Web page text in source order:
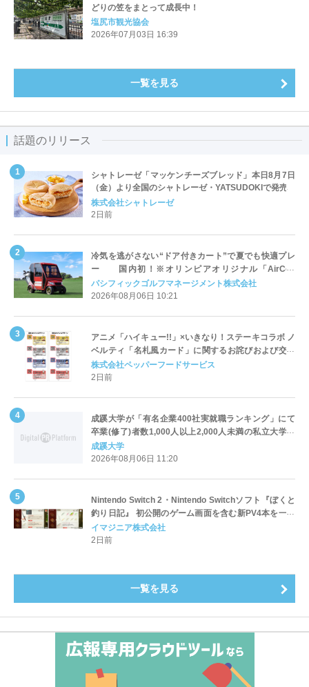
どりの笠をまとって成長中！
塩尻市観光協会
2026年07月03日 16:39
一覧を見る
話題のリリース
シャトレーゼ「マッケンチーズブレッド」本日8月7日
（金）より全国のシャトレーゼ・YATSUDOKIで発売
株式会社シャトレーゼ
2日前
冷気を逃がさない“ドア付きカート”で夏でも快適プレ
ー 国内初！※オリンピアオリジナル「AirCon
Cart（エアコンカート）」導入 | ＰＧＭ
パシフィックゴルフマネージメント株式会社
2026年08月06日 10:21
アニメ「ハイキュー!!」×いきなり！ステーキコラボ ノ
ベルティ「名札風カード」に関するお詫びおよび交換
対応についてのご案内
株式会社ペッパーフードサービス
2日前
成蹊大学が「有名企業400社実就職ランキング」にて
卒業(修了)者数1,000人以上2,000人未満の私立大学で
全国第1位を獲得！～実就職率は26.5%（前年比＋
4.3pt）に伸長、東京の私立大学でも10位にランクイン
成蹊大学
2026年08月06日 11:20
Nintendo Switch 2・Nintendo Switchソフト『ぼくと
釣り日記』 初公開のゲーム画面を含む新PV4本を一挙
公開！
イマジニア株式会社
2日前
一覧を見る